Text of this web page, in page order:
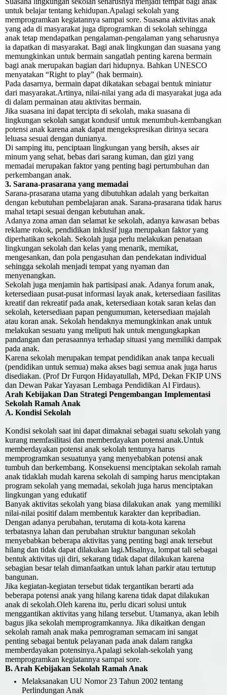
untuk belajar tentang kehidupan.Apalagi sekolah yang
memprogramkan kegiatannya sampai sore. Suasana aktivitas anak
yang ada di masyarakat juga diprogramkan di sekolah sehingga
anak tetap mendapatkan pengalaman-pengalaman yang seharusnya
ia dapatkan di masyarakat. Bagi anak lingkungan dan suasana yang
memungkinkan untuk bermain sangatlah penting karena bermain
bagi anak merupakan bagian dari hidupnya. Bahkan UNESCO
menyatakan “Right to play” (hak bermain).
Pada dasarnya, bermain dapat dikatakan sebagai bentuk miniatur
dari masyarakat.Artinya, nilai-nilai yang ada di masyarakat juga ada
di dalam permainan atau aktivitas bermain.
Jika suasana ini dapat tercipta di sekolah, maka suasana di
lingkungan sekolah sangat kondusif untuk menumbuh-kembangkan
potensi anak karena anak dapat mengekspresikan dirinya secara
leluasa sesuai dengan dunianya.
Di samping itu, penciptaan lingkungan yang bersih, akses air
minum yang sehat, bebas dari sarang kuman, dan gizi yang
memadai merupakan faktor yang penting bagi pertumbuhan dan
perkembangan anak.
3. Sarana-prasarana yang memadai
Sarana-prasarana utama yang dibutuhkan adalah yang berkaitan
dengan kebutuhan pembelajaran anak. Sarana-prasarana tidak harus
mahal tetapi sesuai dengan kebutuhan anak.
Adanya zona aman dan selamat ke sekolah, adanya kawasan bebas
reklame rokok, pendidikan inklusif juga merupakan faktor yang
diperhatikan sekolah. Sekolah juga perlu melakukan penataan
lingkungan sekolah dan kelas yang menarik, memikat,
mengesankan, dan pola pengasuhan dan pendekatan individual
sehingga sekolah menjadi tempat yang nyaman dan
menyenangkan.
Sekolah juga menjamin hak partisipasi anak. Adanya forum anak,
ketersediaan pusat-pusat informasi layak anak, ketersediaan fasilitas
kreatif dan rekreatif pada anak, ketersediaan kotak saran kelas dan
sekolah, ketersediaan papan pengumuman, ketersediaan majalah
atau koran anak. Sekolah hendaknya memungkinkan anak untuk
melakukan sesuatu yang meliputi hak untuk mengungkapkan
pandangan dan perasaannya terhadap situasi yang memiliki dampak
pada anak.
Karena sekolah merupakan tempat pendidikan anak tanpa kecuali
(pendidikan untuk semua) maka akses bagi semua anak juga harus
disediakan. (Prof Dr Furqon Hidayatullah, MPd, Dekan FKIP UNS
dan Dewan Pakar Yayasan Lembaga Pendidikan Al Firdaus).
Arah Kebijakan Dan Strategi Pengembangan Implementasi
Sekolah Ramah Anak
A. Kondisi Sekolah
Kondisi sekolah saat ini dapat dimaknai sebagai suatu sekolah yang
kurang memfasilitasi dan memberdayakan potensi anak.Untuk
memberdayakan potensi anak sekolah tentunya harus
memprogramkan sesuatunya yang menyebabkan potensi anak
tumbuh dan berkembang. Konsekuensi menciptakan sekolah ramah
anak tidaklah mudah karena sekolah di samping harus menciptakan
program sekolah yang memadai, sekolah juga harus menciptakan
lingkungan yang edukatif
Banyak aktivitas sekolah yang biasa dilakukan anak yang memiliki
nilai-nilai positif dalam membentuk karakter dan kepribadian.
Dengan adanya perubahan, terutama di kota-kota karena
terbatasnya lahan dan perubahan struktur bangunan sekolah
menyebabkan beberapa aktivitas yang penting bagi anak tersebut
hilang dan tidak dapat dilakukan lagi.Misalnya, lompat tali sebagai
bentuk aktivitas uji diri, sekarang tidak dapat dilakukan karena
sebagian besar telah dimanfaatkan untuk lahan parkir atau tertutup
bangunan.
Jika kegiatan-kegiatan tersebut tidak tergantikan berarti ada
beberapa potensi anak yang hilang karena tidak dapat dilakukan
anak di sekolah.Oleh karena itu, perlu dicari solusi untuk
menggantikan aktivitas yang hilang tersebut. Utamanya, akan lebih
bagus jika sekolah memprogramkannya. Jika dikaitkan dengan
sekolah ramah anak maka pemrograman semacam ini sangat
penting sebagai bentuk pelayanan pada anak dalam rangka
memberdayakan potensinya.Apalagi sekolah-sekolah yang
memprogramkan kegiatannya sampai sore.
B. Arah Kebijakan Sekolah Ramah Anak
Melaksanakan UU Nomor 23 Tahun 2002 tentang
Perlindungan Anak